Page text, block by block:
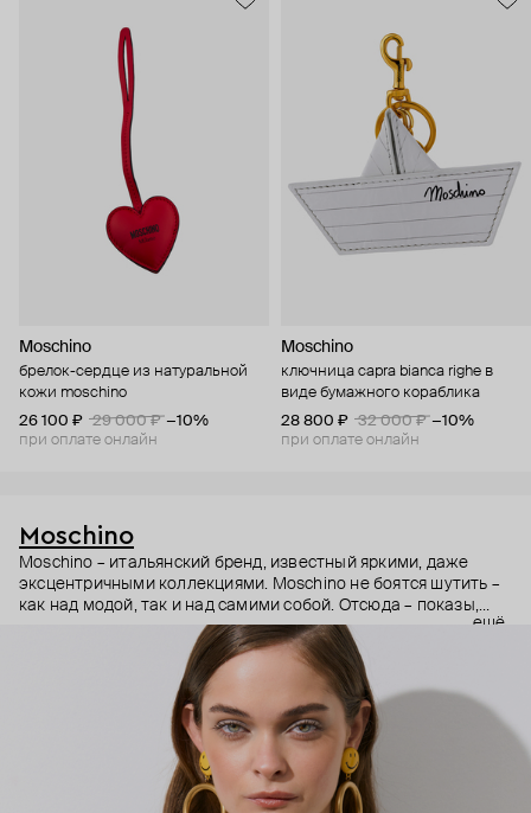
Moschino
брелок-сердце из натуральной
кожи moschino
26 100 ₽
29 000 ₽ −10%
при оплате онлайн
Moschino
ключница capra bianca righe в
виде бумажного кораблика
28 800 ₽
32 000 ₽ −10%
при оплате онлайн
Moschino
Moschino – итальянский бренд, известный яркими, даже
эксцентричными коллекциями. Moschino не боятся шутить –
как над модой, так и над самими собой. Отсюда – показы,
мгновенно становящиеся главными событиями, вирусные
выходы селебрити (помните Кэти Перри в платье-люстре на
бале Института костюма Met Gala в 2019 году?) и
коллаборации с самыми неожиданными кандидатами, от
«Улицы Сезам» до The Sims. Украшения бренда –
гипертрофированно праздничные, практически
нарисованные: с кристаллами размером с ладонь и будто бы
расплавленными сердцами.
ещё